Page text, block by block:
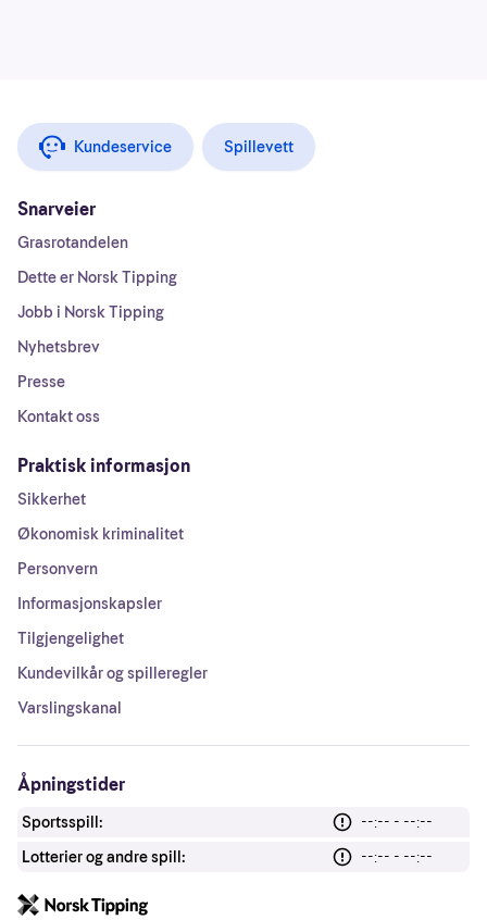
Kundeservice Spillevett
Snarveier
Grasrotandelen
Dette er Norsk Tipping
Jobb i Norsk Tipping
Nyhetsbrev
Presse
Kontakt oss
Praktisk informasjon
Sikkerhet
Økonomisk kriminalitet
Personvern
Informasjonskapsler
Tilgjengelighet
Kundevilkår og spilleregler
Varslingskanal
Åpningstider
Sportsspill:
--:-- - --:--
Lotterier og andre spill:
--:-- - --:--